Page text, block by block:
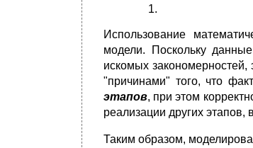
Использование
модели. Поскольку
искомых
"причинами" того, что
этапов, при этом
реализации других этапов,
Таким образом,